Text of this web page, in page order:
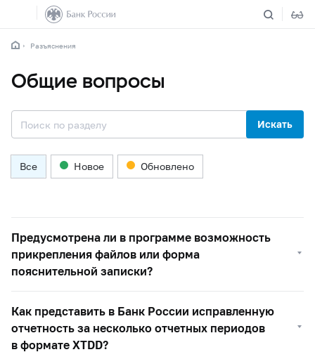
Разъяснения
Общие вопросы
Искать
Все Новое Обновлено
Предусмотрена ли в программе возможность
прикрепления файлов или форма
пояснительной записки?
Как представить в Банк России исправленную
отчетность за несколько отчетных периодов
в формате XTDD?